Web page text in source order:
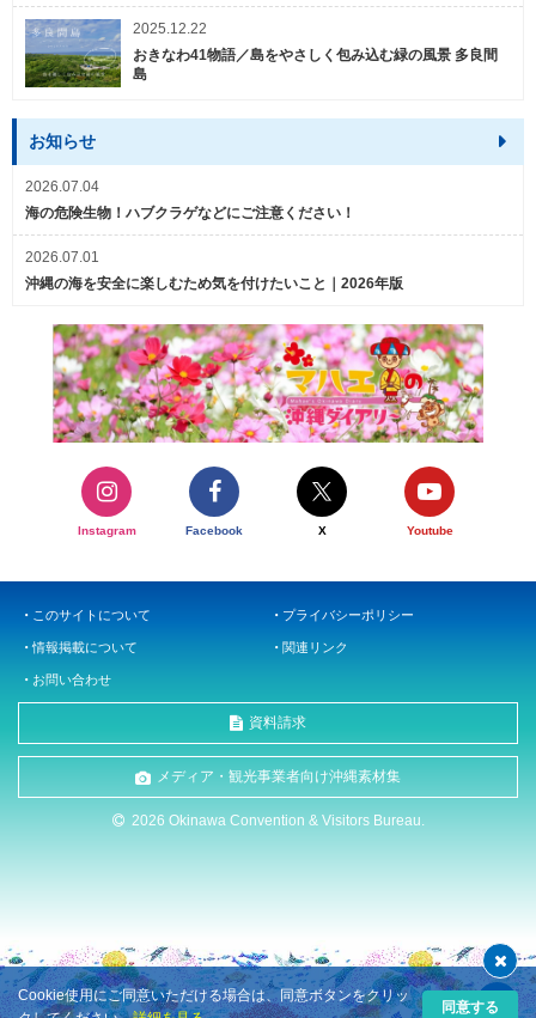
2025.12.22
おきなわ41物語／島をやさしく包み込む緑の風景 多良間
島
お知らせ
2026.07.04
海の危険生物！ハブクラゲなどにご注意ください！
2026.07.01
沖縄の海を安全に楽しむため気を付けたいこと｜2026年版
Instagram Facebook X Youtube
このサイトについて プライバシーポリシー
情報掲載について 関連リンク
お問い合わせ
資料請求
メディア・観光事業者向け沖縄素材集
2026 Okinawa Convention & Visitors Bureau.
Cookie使用にご同意いただける場合は、同意ボタンをクリッ
同意する